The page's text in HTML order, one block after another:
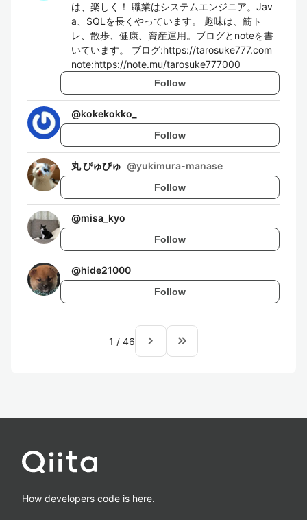
は、楽しく！ 職業はシステムエンジニア。Jav
a、SQLを長くやっています。 趣味は、筋ト
レ、散歩、健康、資産運用。ブログとnoteを書
いています。 ブログ:https://tarosuke777.com
note:https://note.mu/tarosuke777000
Follow
@kokekokko_
Follow
丸 ぴゅぴゅ @yukimura-manase
Follow
@misa_kyo
Follow
@hide21000
Follow
1 / 46 navigate_next keyboard_double_arrow_right
How developers code is here.